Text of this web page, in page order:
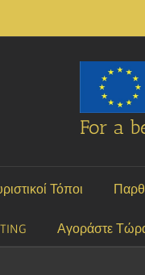
For a
Τόποι
Αγοράστε